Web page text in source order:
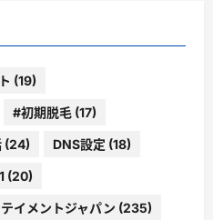
(19)
#初期脱毛 (17)
(24) DNS設定 (18)
(20)
イメントジャパン (235)